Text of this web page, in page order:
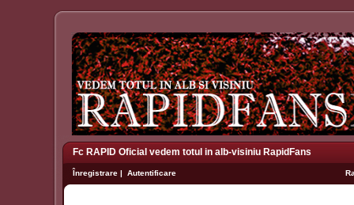
Fc RAPID Oficial vedem totul in alb-visiniu RapidFans
Înregistrare | Autentificare